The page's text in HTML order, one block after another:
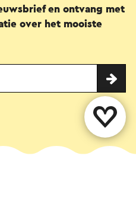
en ontvang met
over het mooiste